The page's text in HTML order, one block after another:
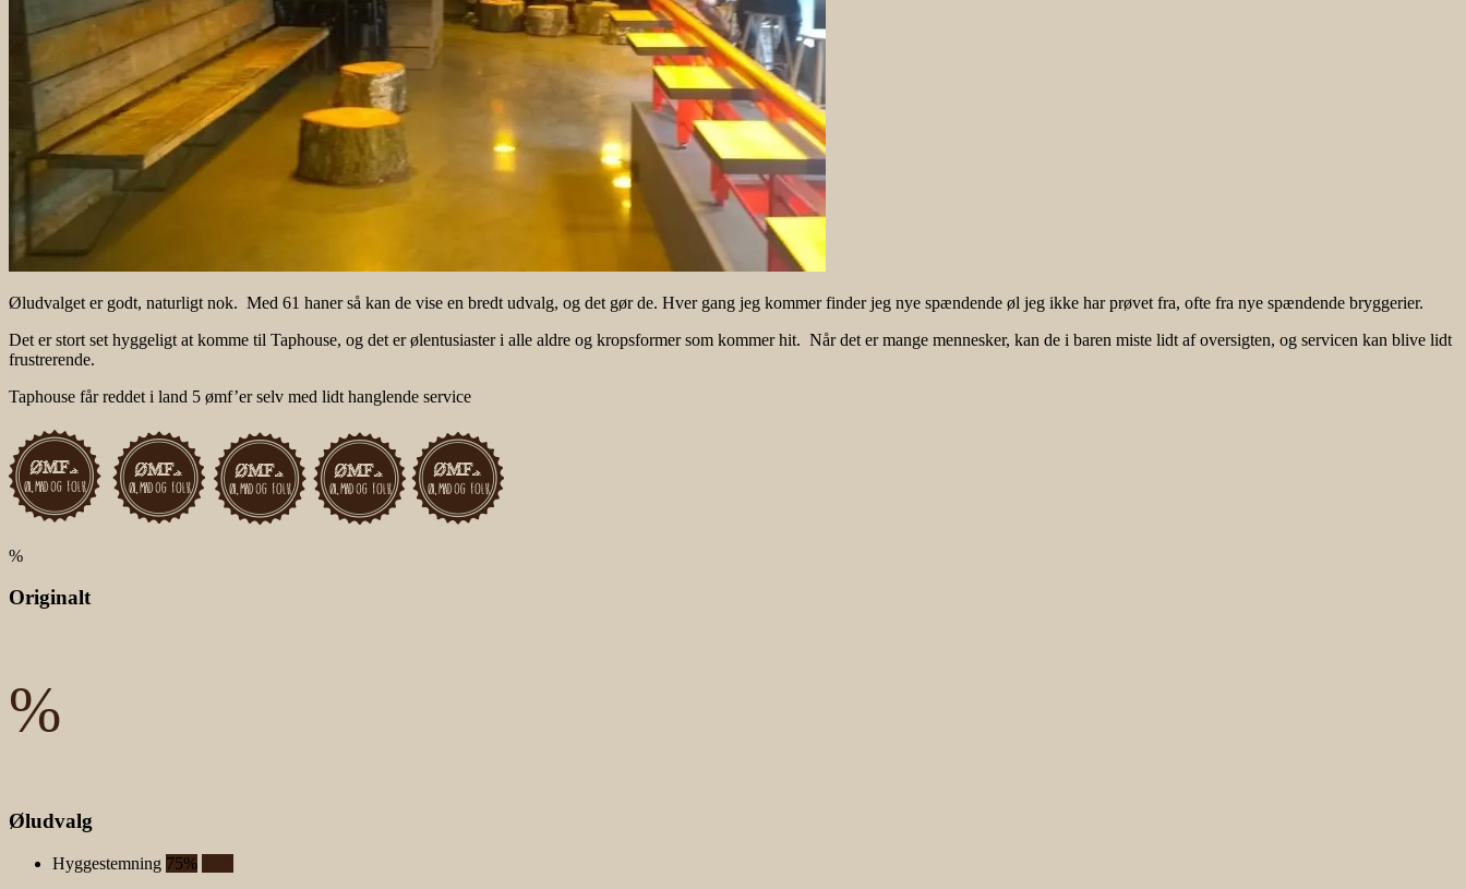
Øludvalget er godt, naturligt nok. Med 61 haner så kan de vise en bredt udvalg, og det gør de. Hver gang jeg kommer finder jeg nye spændende øl jeg ikke har prøvet fra, ofte fra nye spændende bryggerier.
Det er stort set hyggeligt at komme til Taphouse, og det er ølentusiaster i alle aldre og kropsformer som kommer hit. Når det er mange mennesker, kan de i baren miste lidt af oversigten, og servicen kan blive lidt
frustrerende.
Taphouse får reddet i land 5 ømf’er selv med lidt hanglende service
%
Originalt
%
Øludvalg
Hyggestemning 75%